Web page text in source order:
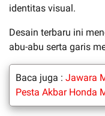
identitas visual.
Desain terbaru ini
abu-abu serta garis
Baca juga : Jawara
Pesta Akbar Honda